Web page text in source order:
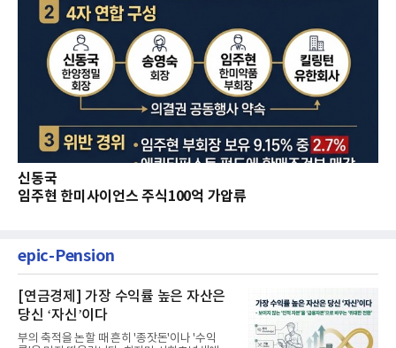
신동국
임주현 한미사이언스 주식100억 가압류
epic-Pension
[연금경제] 가장 수익률 높은 자산은
당신 ‘자신’이다
부의 축적을 논할 때 흔히 '종잣돈'이나 '수익